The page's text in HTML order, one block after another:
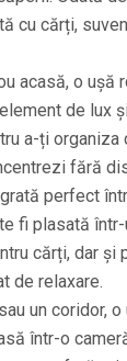
cu cărți,
acasă, o ușă
de lux
a-ți
fără
perfect
fi plasată
cărți, dar și
de relaxare.
un coridor,
într-o